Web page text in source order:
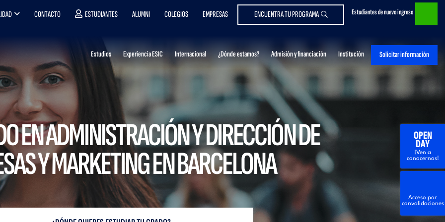
Estudiantes de nuevo ingreso
CONTACTO ESTUDIANTES ALUMNI COLEGIOS EMPRESAS ENCUENTRA TU PROGRAMA
Estudios Experiencia ESIC Internacional ¿Dónde estamos? Admisión y financiación Institución Solicitar información
EN ADMINISTRACIÓN Y DIRECCIÓN DE
Y MARKETING EN BARCELONA
OPEN
DAY
¡Ven a
conocernos!
Acceso por
convalidaciones